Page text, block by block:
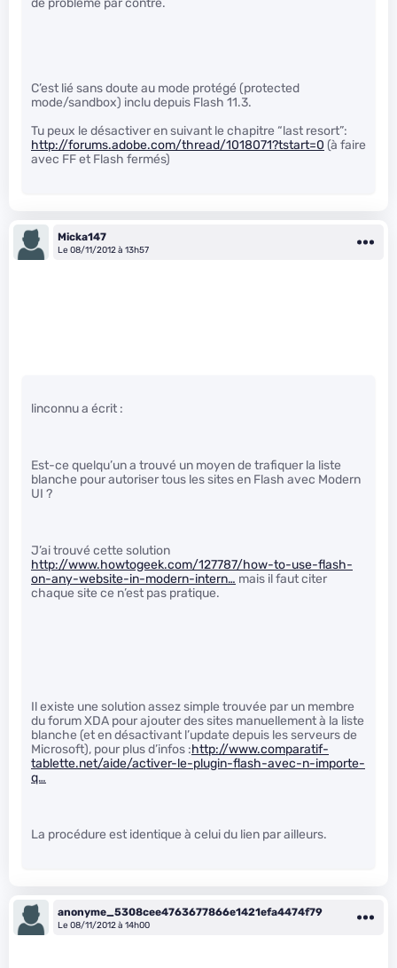
de problème par contre.
C’est lié sans doute au mode protégé (protected
mode/sandbox) inclu depuis Flash 11.3.
Tu peux le désactiver en suivant le chapitre “last resort”:
http://forums.adobe.com/thread/1018071?tstart=0 (à faire
avec FF et Flash fermés)
Micka147
Le 08/11/2012 à 13h57
linconnu a écrit :
Est-ce quelqu’un a trouvé un moyen de trafiquer la liste
blanche pour autoriser tous les sites en Flash avec Modern
UI ?
J’ai trouvé cette solution
http://www.howtogeek.com/127787/how-to-use-flash-
on-any-website-in-modern-intern… mais il faut citer
chaque site ce n’est pas pratique.
Il existe une solution assez simple trouvée par un membre
du forum XDA pour ajouter des sites manuellement à la liste
blanche (et en désactivant l’update depuis les serveurs de
Microsoft), pour plus d’infos :http://www.comparatif-
tablette.net/aide/activer-le-plugin-flash-avec-n-importe-
q…
La procédure est identique à celui du lien par ailleurs.
anonyme_5308cee4763677866e1421efa4474f79
Le 08/11/2012 à 14h00